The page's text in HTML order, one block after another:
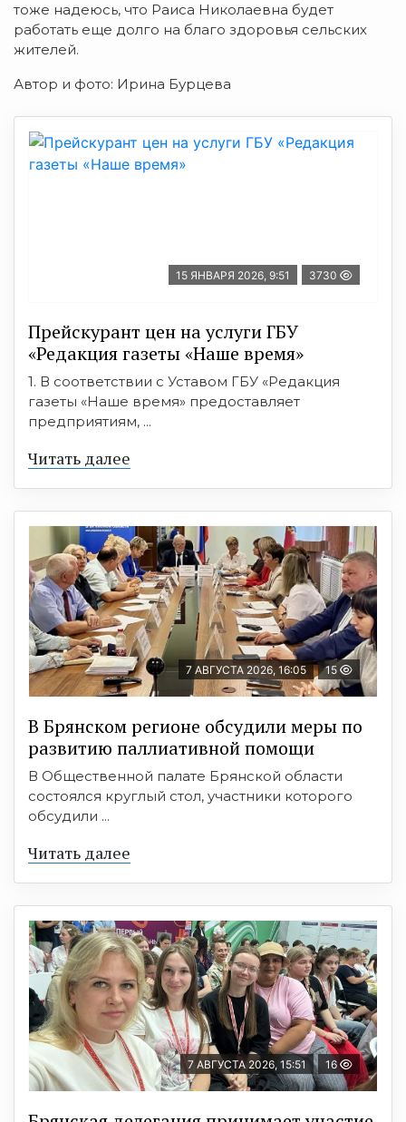
тоже надеюсь, что Раиса Николаевна будет
работать еще долго на благо здоровья сельских
жителей.
Автор и фото: Ирина Бурцева
15 ЯНВАРЯ 2026, 9:51 3730
Прейскурант цен на услуги ГБУ
«Редакция газеты «Наше время»
1. В соответствии с Уставом ГБУ «Редакция
газеты «Наше время» предоставляет
предприятиям, ...
Читать далее
7 АВГУСТА 2026, 16:05 15
В Брянском регионе обсудили меры по
развитию паллиативной помощи
В Общественной палате Брянской области
состоялся круглый стол, участники которого
обсудили ...
Читать далее
7 АВГУСТА 2026, 15:51 16